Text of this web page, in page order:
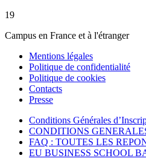
19
Campus en France et à l'étranger
Mentions légales
Politique de confidentialité
Politique de cookies
Contacts
Presse
Conditions Générales
CONDITIONS
FAQ : TOUTES LES
EU BUSINESS SCHOOL